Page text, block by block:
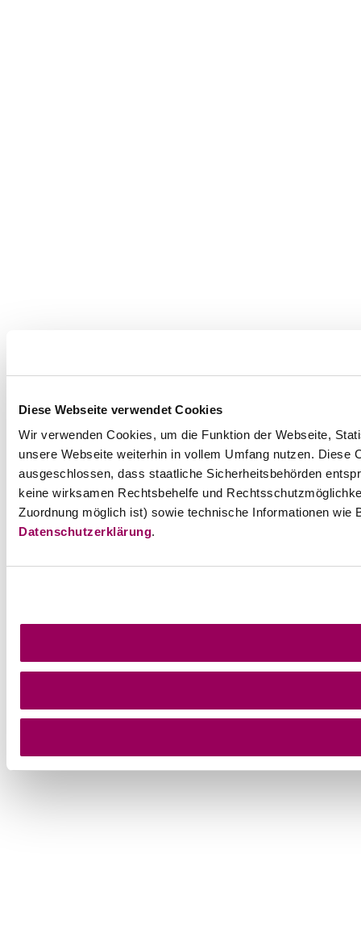
Diese Webseite verwendet Cookies
Wir verwenden Cookies, um die Funktion der Webseite,
unsere Webseite weiterhin in vollem Umfang nutzen.
ausgeschlossen, dass staatliche Sicherheitsbehörden
keine wirksamen Rechtsbehelfe und
Zuordnung möglich ist) sowie technische Informationen
Datenschutzerklärung.